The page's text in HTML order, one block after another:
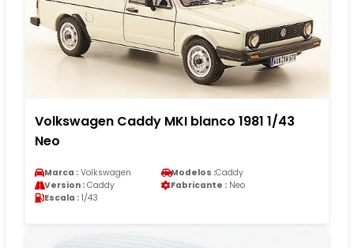
Volkswagen Caddy MKI blanco 1981 1/43
Neo
Marca : Volkswagen Modelos :Caddy
Version : Caddy Fabricante : Neo
Escala : 1/43